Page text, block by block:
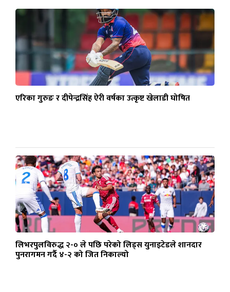
एरिका गुरुङ र दीपेन्द्रसिंह ऐरी वर्षका उत्कृष्ट खेलाडी घोषित
लिभरपुलविरुद्ध २-० ले पछि परेको लिड्स युनाइटेडले शानदार
पुनरागमन गर्दै ४-२ को जित निकाल्यो